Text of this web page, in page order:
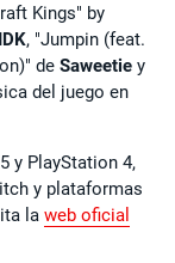
Kings" by
IDK, "Jumpin (feat.
de Saweetie y
del juego en
y PlayStation 4,
y plataformas
la web oficial